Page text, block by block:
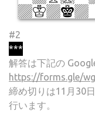
#2
***
解答は下記の
https://forms.gle/
締め切りは11月30
行います。